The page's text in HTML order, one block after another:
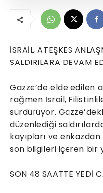
İSRAİL, ATEŞKES
SALDIRILARA DEVAM
Gazze’de elde edilen
rağmen İsrail,
sürdürüyor. Gazze’deki
düzenlediği
kayıpları ve
son bilgileri içeren bir
SON 48 SAATTE YEDİ